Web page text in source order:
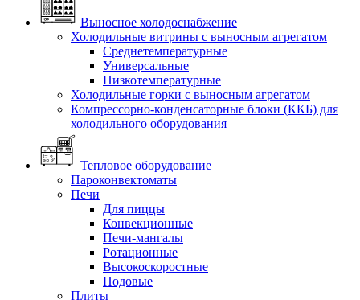
Выносное холодоснабжение
Холодильные витрины с выносным агрегатом
Среднетемпературные
Универсальные
Низкотемпературные
Холодильные горки с выносным агрегатом
Компрессорно-конденсаторные блоки (ККБ) для
холодильного оборудования
Тепловое оборудование
Пароконвектоматы
Печи
Для пиццы
Конвекционные
Печи-мангалы
Ротационные
Высокоскоростные
Подовые
Плиты